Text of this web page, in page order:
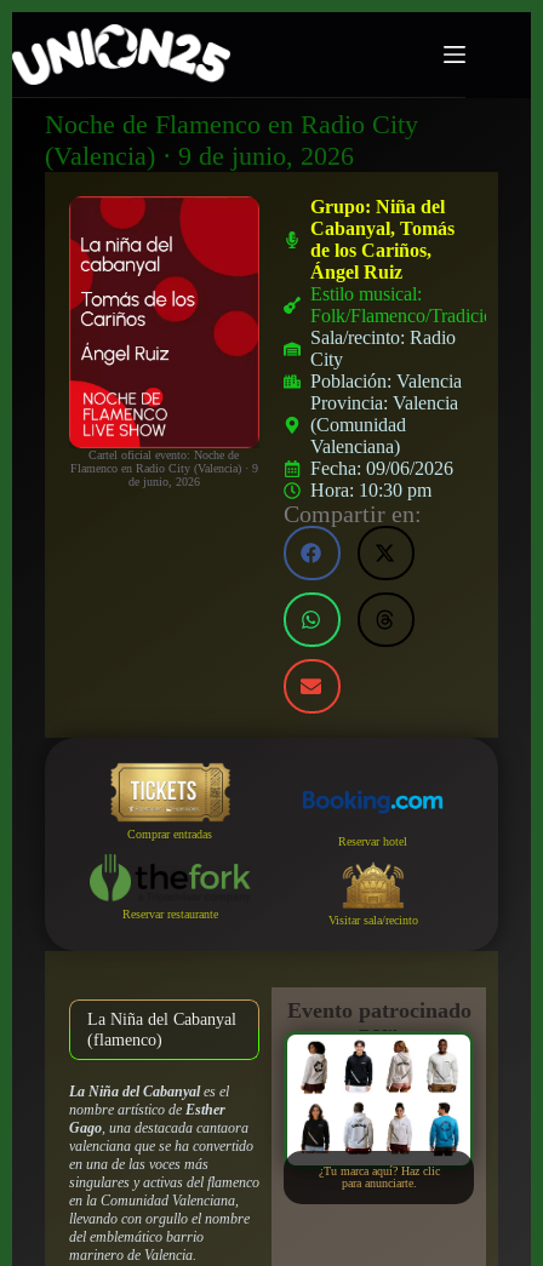
Noche de Flamenco en Radio City
(Valencia) · 9 de junio, 2026
Cartel oficial evento: Noche de
Flamenco en Radio City (Valencia) · 9
de junio, 2026
Grupo:Niña del
Cabanyal, Tomás
de los Cariños,
Ángel Ruiz
Estilo musical:
Folk/Flamenco/Tradicional
Sala/recinto:Radio
City
Población:Valencia
Provincia:Valencia
(Comunidad
Valenciana)
Fecha:09/06/2026
Hora: 10:30 pm
Compartir en:
Comprar entradas
Reservar hotel
Reservar restaurante Visitar sala/recinto
La Niña del Cabanyal
(flamenco)
La Niña del Cabanyales el
nombre artístico de Esther
Gago, una destacada cantaora
valenciana que se ha convertido
en una de las voces más
singulares y activas del flamenco
en la Comunidad Valenciana,
llevando con orgullo el nombre
del emblemático barrio
marinero de Valencia.
Evento patrocinado
por:
¿Tu marca aquí? Haz clic
para anunciarte.